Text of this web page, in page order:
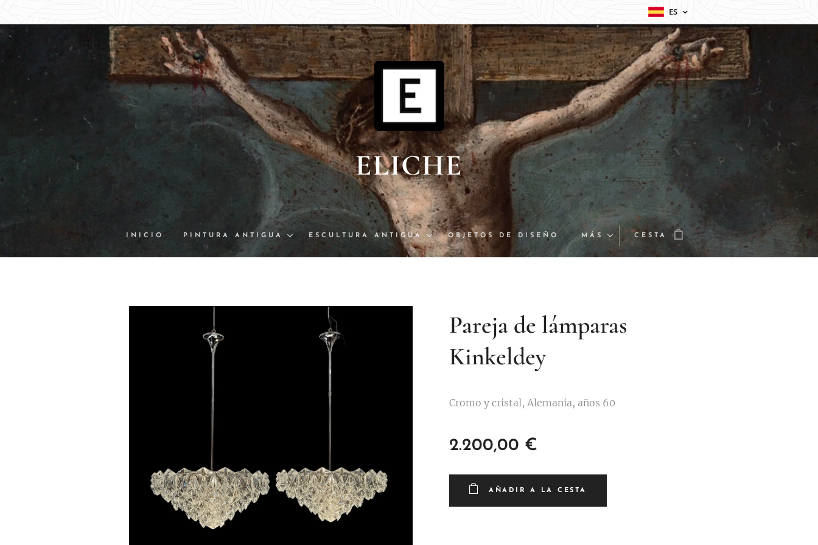
ES
ELICHE
INICIO PINTURA ANTIGUA ESCULTURA ANTIGUA OBJETOS DE DISEÑO MÁS CESTA
Pareja de lámparas
Kinkeldey
Cromo y cristal, Alemania, años 60
2.200,00 €
AÑADIR A LA CESTA